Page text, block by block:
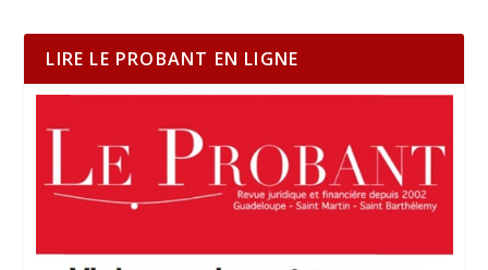
LIRE LE PROBANT EN LIGNE